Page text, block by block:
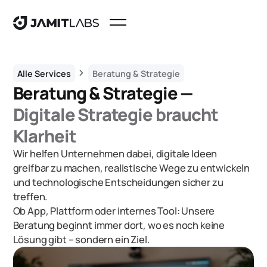
Alle Services chevron_right Beratung & Strategie
Beratung & Strategie —
Digitale Strategie braucht
Klarheit
Wir helfen Unternehmen dabei, digitale Ideen
greifbar zu machen, realistische Wege zu entwickeln
und technologische Entscheidungen sicher zu
treffen.
Ob App, Plattform oder internes Tool: Unsere
Beratung beginnt immer dort, wo es noch keine
Lösung gibt – sondern ein Ziel.